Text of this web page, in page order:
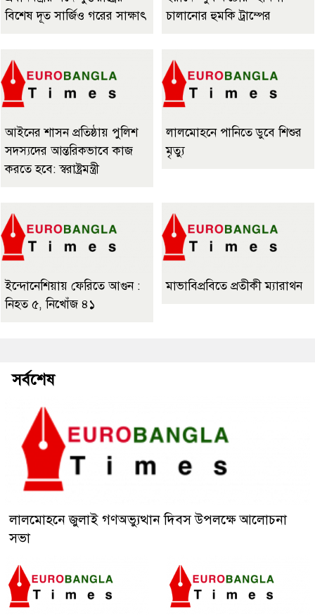
বিশেষ দূত সার্জিও গরের সাক্ষাৎ
চালানোর হুমকি ট্রাম্পের
আইনের শাসন প্রতিষ্ঠায় পুলিশ
সদস্যদের আন্তরিকভাবে কাজ
করতে হবে: স্বরাষ্ট্রমন্ত্রী
লালমোহনে পানিতে ডুবে শিশুর
মৃত্যু
ইন্দোনেশিয়ায় ফেরিতে আগুন :
নিহত ৫, নিখোঁজ ৪১
মাভাবিপ্রবিতে প্রতীকী ম্যারাথন ‎
সর্বশেষ
লালমোহনে জুলাই গণঅভ্যুত্থান দিবস উপলক্ষে আলোচনা
সভা